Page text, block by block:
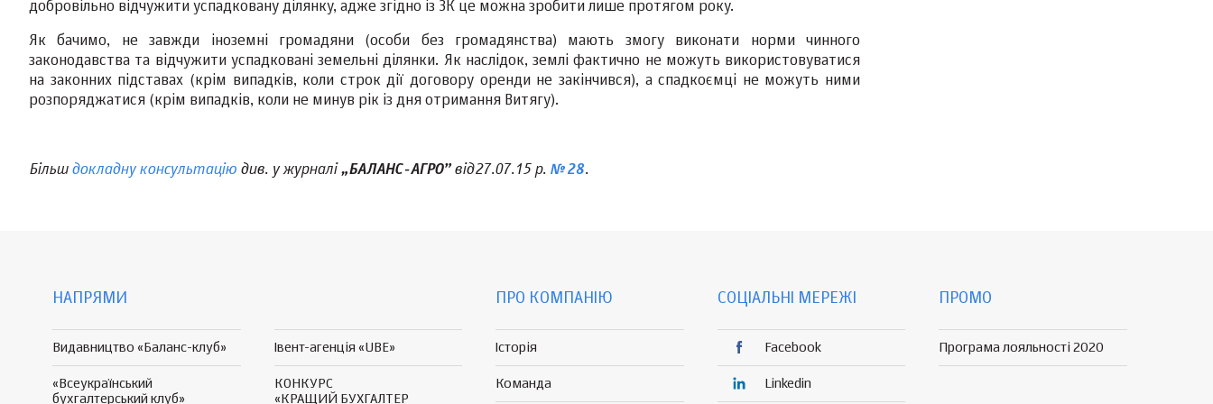
добровільно відчужити успадковану ділянку, адже згідно із ЗК це можна зробити лише протягом року.
Як бачимо, не завжди іноземні громадяни (особи без громадянства) мають змогу виконати норми чинного
законодавства та відчужити успадковані земельні ділянки. Як наслідок, землі фактично не можуть використовуватися
на законних підставах (крім випадків, коли строк дії договору оренди не закінчився), а спадкоємці не можуть ними
розпоряджатися (крім випадків, коли не минув рік із дня отримання Витягу).
Більш докладну консультацію див. у журналі„БАЛАНС-АГРО”від 27.07.15 р. № 28.
НАПРЯМИ
Видавництво «Баланс-клуб»
«Всеукраїнський
бухгалтерський клуб»
Івент-агенція «UBE»
КОНКУРС
«КРАЩИЙ БУХГАЛТЕР
ПРО КОМПАНІЮ
Історія
Команда
СОЦІАЛЬНІ МЕРЕЖІ
Facebook
Linkedin
ПРОМО
Програма лояльності 2020